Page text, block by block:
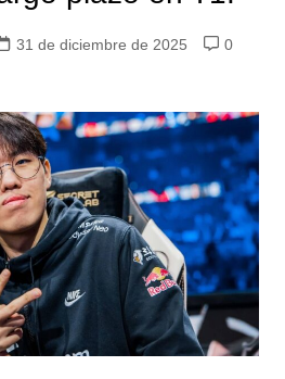
31 de diciembre de 2025
0